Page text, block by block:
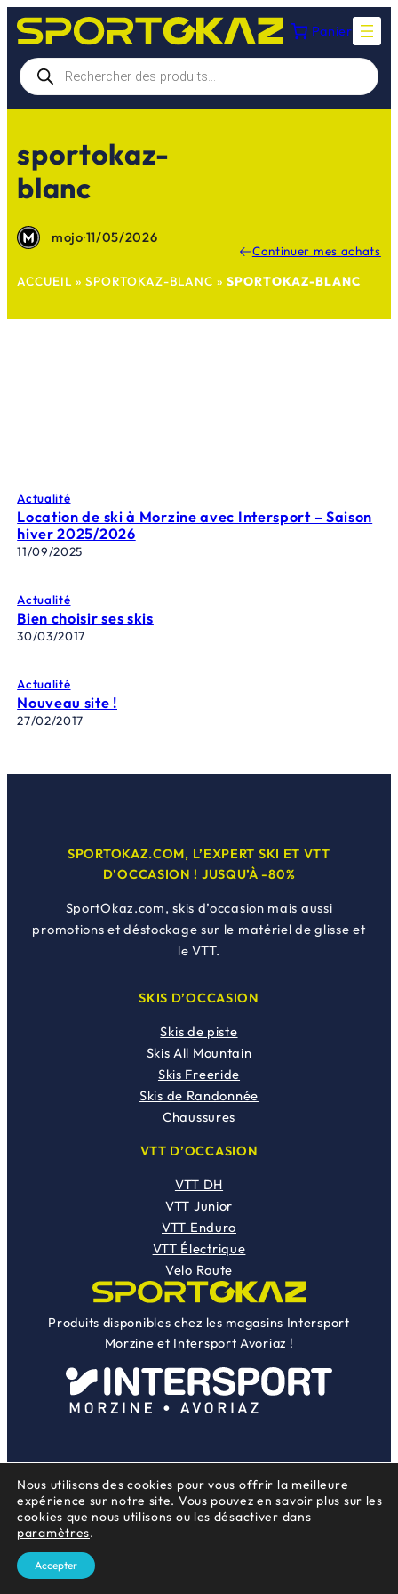
Aller
au
contenu
Panier
Recherche
de
produits
sportokaz-
blanc
mojo·11/05/2026
Continuer mes achats
ACCUEIL » SPORTOKAZ-BLANC » SPORTOKAZ-BLANC
Actualité
Location de ski à Morzine avec Intersport – Saison
hiver 2025/2026
11/09/2025
Actualité
Bien choisir ses skis
30/03/2017
Actualité
Nouveau site !
27/02/2017
SPORTOKAZ.COM, L’EXPERT SKI ET VTT
D’OCCASION ! JUSQU’À -80%
SportOkaz.com, skis d’occasion mais aussi
promotions et déstockage sur le matériel de glisse et
le VTT.
SKIS D’OCCASION
Skis de piste
Skis All Mountain
Skis Freeride
Skis de Randonnée
Chaussures
VTT D’OCCASION
VTT DH
VTT Junior
VTT Enduro
VTT Électrique
Velo Route
Produits disponibles chez les magasins Intersport
Morzine et Intersport Avoriaz !
Une créationMojocom
Nous utilisons des cookies pour vous offrir la meilleure
expérience sur notre site. Vous pouvez en savoir plus sur les
cookies que nous utilisons ou les désactiver dans
paramètres.
Accepter